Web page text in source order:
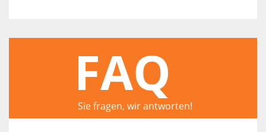
FAQ
Sie fragen, wir antworten!